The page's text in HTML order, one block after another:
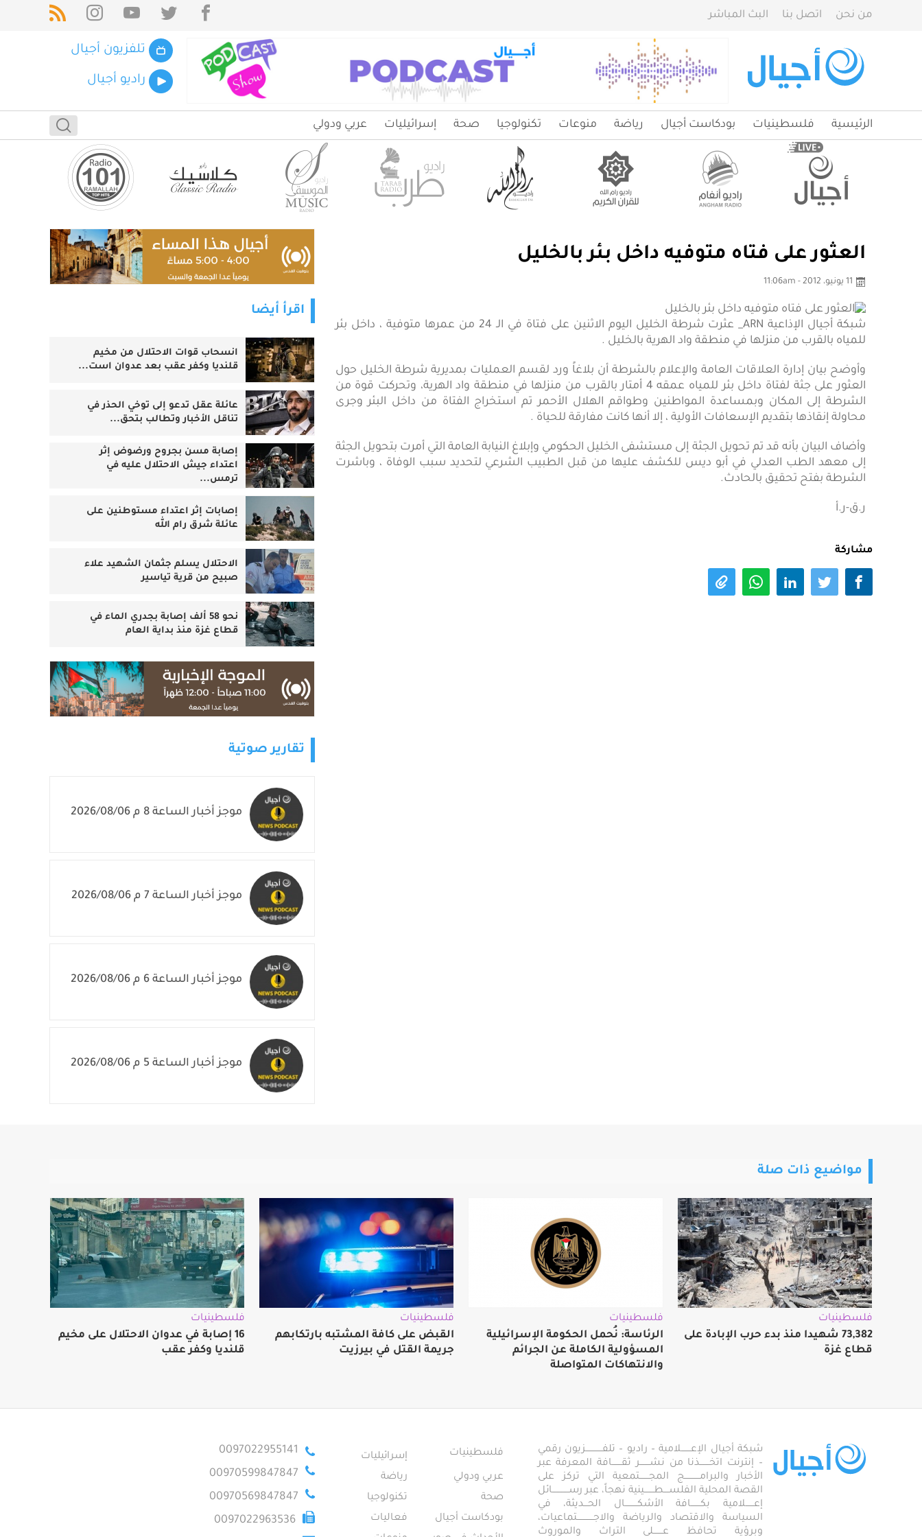
من نحن اتصل بنا البث المباشر
تلفزيون أجيال
راديو أجيال
الرئيسية فلسطينيات بودكاست أجيال رياضة منوعات تكنولوجيا صحة إسرائيليات عربي ودولي
العثور على فتاه متوفيه داخل بئر بالخليل
11 يونيو، 2012 - 11:06am
شبكة أجيال الإذاعية ARN_ عثرت شرطة الخليل اليوم الاثنين على فتاة في الـ 24 من عمرها متوفية ، داخل بئر
للمياه بالقرب من منزلها في منطقة واد الهرية بالخليل .
وأوضح بيان إدارة العلاقات العامة والإعلام بالشرطة أن بلاغاً ورد لقسم العمليات بمديرية شرطة الخليل حول
العثور على جثة لفتاة داخل بئر للمياه عمقه 4 أمتار بالقرب من منزلها في منطقة واد الهرية، وتحركت قوة من
الشرطة إلى المكان وبمساعدة المواطنين وطواقم الهلال الأحمر تم استخراج الفتاة من داخل البئر وجرى
محاولة إنقاذها بتقديم الإسعافات الأولية ، إلا أنها كانت مفارقة للحياة .
وأضاف البيان بأنه قد تم تحويل الجثة إلى مستشفى الخليل الحكومي وإبلاغ النيابة العامة التي أمرت بتحويل الجثة
إلى معهد الطب العدلي في أبو ديس للكشف عليها من قبل الطبيب الشرعي لتحديد سبب الوفاة ، وباشرت
الشرطة بفتح تحقيق بالحادث.
ر.ق-ر.أ
مشاركة
اقرأ أيضا
انسحاب قوات الاحتلال من مخيم
قلنديا وكفر عقب بعد عدوان است...
عائلة عقل تدعو إلى توخي الحذر في
تناقل الأخبار وتطالب بتحق...
إصابة مسن بجروح ورضوض إثر
اعتداء جيش الاحتلال عليه في
ترمس...
‏إصابات إثر اعتداء مستوطنين على
عائلة شرق رام الله
الاحتلال يسلم جثمان الشهيد علاء
صبيح من قرية تياسير
نحو 58 ألف إصابة بجدري الماء في
قطاع غزة منذ بداية العام
تقارير صوتية
موجز أخبار الساعة 8 م 2026/08/06
موجز أخبار الساعة 7 م 2026/08/06
موجز أخبار الساعة 6 م 2026/08/06
موجز أخبار الساعة 5 م 2026/08/06
مواضيع ذات صلة
فلسطينيات
73,382 شهيدا منذ بدء حرب الإبادة على
قطاع غزة
فلسطينيات
الرئاسة: نُحمل الحكومة الإسرائيلية
المسؤولية الكاملة عن الجرائم
والانتهاكات المتواصلة
فلسطينيات
القبض على كافة المشتبه بارتكابهم
جريمة القتل في بيرزيت
فلسطينيات
16 إصابة في عدوان الاحتلال على مخيم
قلنديا وكفر عقب
شبكة أجيال الإعـــــــلامية – راديو – تلفــــــــــــزيون رقمي
– إنترنت اتخـــــــذنا من نشـــــــر ثقـــــــافة المعرفة عبر
الأخبار والبرامـــــــــــج المجـــــــتمعية التي تركز على
القصة المحلية الفلســــطـــــــينية نهجاً، عبر رســــــــــــائل
إعــــــلامية بكـــــــافة الأشكـــــــــال الحـــديثة، في
السياسة والاقتصاد والرياضة والاجــــــــــــتماعيات،
وبرؤية تحافظ عـــــــلى التراث والموروث
فلسطينيات
إسرائيليات
عربي ودولي
رياضة
صحة
تكنولوجيا
بودكاست أجيال
فعاليات
0097022955141
00970599847847
00970569847847
0097022963536